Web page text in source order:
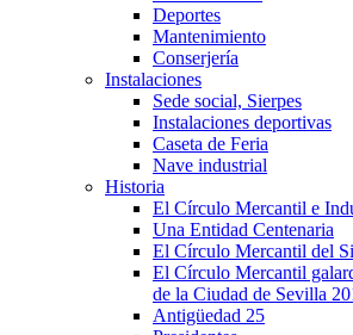
Deportes
Mantenimiento
Conserjería
Instalaciones
Sede social, Sierpes
Instalaciones deportivas
Caseta de Feria
Nave industrial
Historia
El Círculo Mercantil e
Una Entidad Centenaria
El Círculo Mercantil del
El Círculo Mercantil
de la Ciudad de Sevilla
Antigüedad 25